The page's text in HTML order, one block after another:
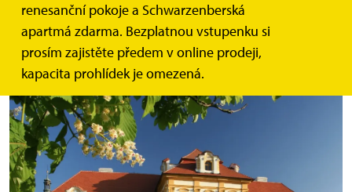
renesanční pokoje a Schwarzenberská
apartmá zdarma. Bezplatnou vstupenku si
prosím zajistěte předem v online prodeji,
kapacita prohlídek je omezená.
Klášter a zámek Borovany